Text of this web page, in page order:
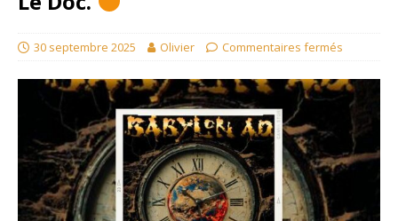
30 septembre 2025 Olivier Commentaires fermés